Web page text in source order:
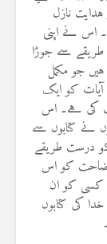
ہدایت نازل
اس نے اپنی
سے جوڑا
جو مکمل
آیات کو ایک
کی ہے۔ اس
نے کتابوں سے
درست طریقے
کو اس
کسی کو ان
کی کتابوں